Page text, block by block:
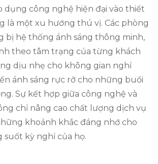
dụng công nghệ hiện đại vào thiết
là một xu hướng thú vị. Các phòng
bị hệ thống ánh sáng thông minh,
theo tâm trạng của từng khách
dịu nhẹ cho không gian nghỉ
ánh sáng rực rỡ cho những buổi
Sự kết hợp giữa công nghệ và
chỉ nâng cao chất lượng dịch vụ
khoảnh khắc đáng nhớ cho
kỳ nghỉ của họ.